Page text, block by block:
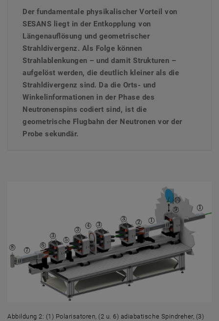
Der fundamentale physikalischer Vorteil von
SESANS liegt in der Entkopplung von
Längenauflösung und geometrischer
Strahldivergenz. Als Folge können
Strahlablenkungen – und damit Strukturen –
aufgelöst werden, die deutlich kleiner als die
Strahldivergenz sind. Da die Orts- und
Winkelinformationen in der Phase des
Neutronenspins codiert sind, ist die
geometrische Flugbahn der Neutronen vor der
Probe sekundär.
Abbildung 2: (1) Polarisatoren, (2 u. 6) adiabatische Spindreher, (3)